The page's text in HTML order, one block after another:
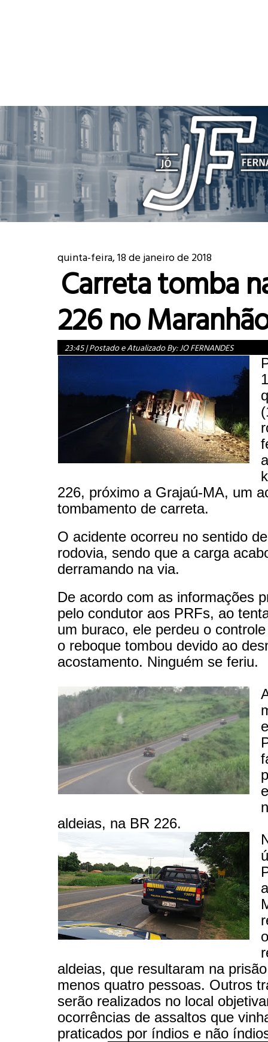
quinta-feira, 18 de janeiro de 2018
Carreta tomba
226 no
23:45|Postado e Atualizado By:JO FERNANDES
226, próximo a Grajaú-MA, um
tombamento de carreta.
O acidente ocorreu no sentido
rodovia, sendo que a carga
derramando na via.
De acordo com as informações
pelo condutor aos PRFs, ao
um buraco, ele perdeu o
o reboque tombou devido ao
acostamento. Ninguém se feriu.
aldeias, na BR 226.
aldeias, que resultaram na
menos quatro pessoas. Outros
serão realizados no local
ocorrências de assaltos que
praticados por índios e não